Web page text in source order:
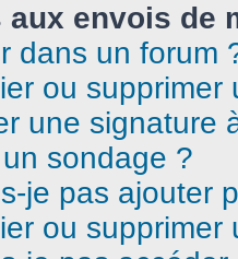
envois de
dans un forum
ou supprimer
une signature
sondage ?
je pas ajouter
ou supprimer